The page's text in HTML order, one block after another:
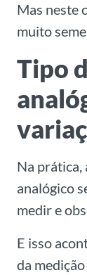
Mas neste
muito
Tipo
Na prática,
analógico
medir e
E isso
da